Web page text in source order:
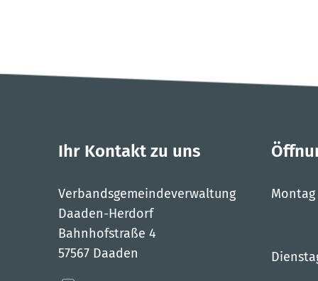
Ihr Kontakt zu uns
Verbandsgemeindeverwaltung
Daaden-Herdorf
Bahnhofstraße 4
57567 Daaden
Montag